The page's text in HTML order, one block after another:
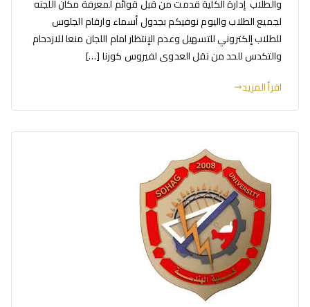
والطلاب إدارة الكلية قدمت من قبل قوائم لمعرفة مكان اللجنه
لجميع الطلاب واليوم نوفيكم بجدول أسماء وارقام الجلوس
للطلاب إلكتروني للتسهيل وعدم الإنتظار امام اللجان منعا للازدحام
والتكدس للحد من نقل العدوى لفيروس كورنا […]
اقرأ المزيد